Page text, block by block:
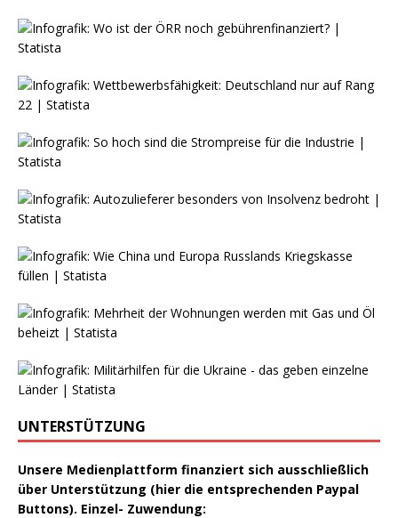
UNTERSTÜTZUNG
Unsere Medienplattform finanziert sich ausschließlich
über Unterstützung (hier die entsprechenden Paypal
Buttons). Einzel- Zuwendung: